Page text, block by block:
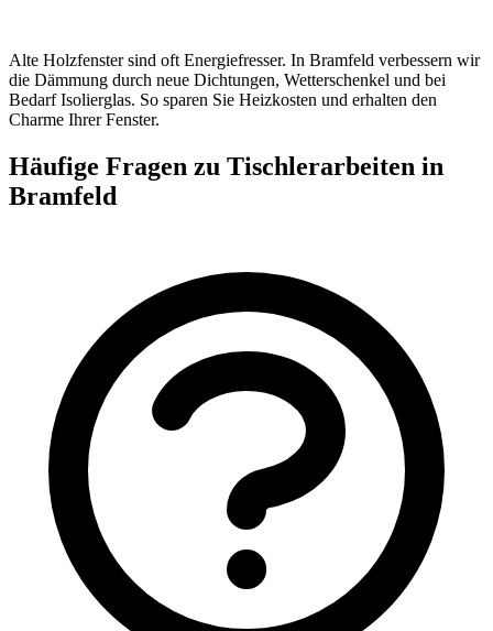
Alte Holzfenster sind oft Energiefresser. In Bramfeld verbessern wir
die Dämmung durch neue Dichtungen, Wetterschenkel und bei
Bedarf Isolierglas. So sparen Sie Heizkosten und erhalten den
Charme Ihrer Fenster.
Häufige Fragen zu Tischlerarbeiten in
Bramfeld